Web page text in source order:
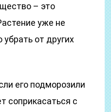
– это
уже не
убрать от других
его подморозили
соприкасаться с